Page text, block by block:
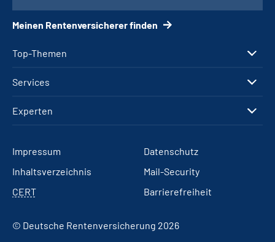
Top-Themen
Services
Experten
Meinen Rentenversicherer finden
Impressum
Datenschutz
Inhaltsverzeichnis
Mail-Security
CERT
Barrierefreiheit
© Deutsche Rentenversicherung 2026